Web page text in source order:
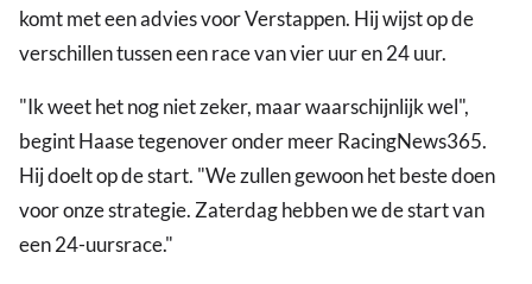
komt met een advies voor Verstappen. Hij wijst op de
verschillen tussen een race van vier uur en 24 uur.
"Ik weet het nog niet zeker, maar waarschijnlijk wel",
begint Haase tegenover onder meer RacingNews365.
Hij doelt op de start. "We zullen gewoon het beste doen
voor onze strategie. Zaterdag hebben we de start van
een 24-uursrace."